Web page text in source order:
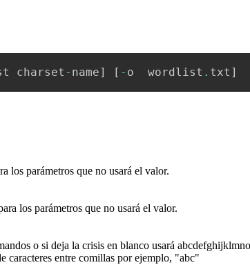
charset - name] [ - o  wordlist . txt ]
los parámetros que no usará el valor.
los parámetros que no usará el valor.
o si deja la crisis en blanco usará
caracteres entre comillas por ejemplo, "abc"